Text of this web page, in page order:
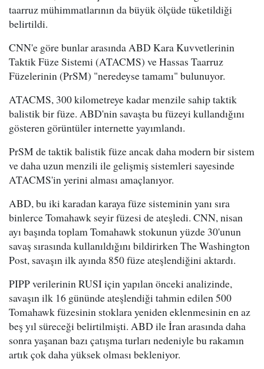
taarruz mühimmatlarının da büyük ölçüde tüketildiği
belirtildi.
CNN'e göre bunlar arasında ABD Kara Kuvvetlerinin
Taktik Füze Sistemi (ATACMS) ve Hassas Taarruz
Füzelerinin (PrSM) "neredeyse tamamı" bulunuyor.
ATACMS, 300 kilometreye kadar menzile sahip taktik
balistik bir füze. ABD'nin savaşta bu füzeyi kullandığını
gösteren görüntüler internette yayımlandı.
PrSM de taktik balistik füze ancak daha modern bir sistem
ve daha uzun menzili ile gelişmiş sistemleri sayesinde
ATACMS'in yerini alması amaçlanıyor.
ABD, bu iki karadan karaya füze sisteminin yanı sıra
binlerce Tomahawk seyir füzesi de ateşledi. CNN, nisan
ayı başında toplam Tomahawk stokunun yüzde 30'unun
savaş sırasında kullanıldığını bildirirken The Washington
Post, savaşın ilk ayında 850 füze ateşlendiğini aktardı.
PIPP verilerinin RUSI için yapılan önceki analizinde,
savaşın ilk 16 gününde ateşlendiği tahmin edilen 500
Tomahawk füzesinin stoklara yeniden eklenmesinin en az
beş yıl süreceği belirtilmişti. ABD ile İran arasında daha
sonra yaşanan bazı çatışma turları nedeniyle bu rakamın
artık çok daha yüksek olması bekleniyor.